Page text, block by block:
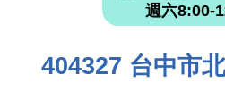
週六8:00-
404327 台中市